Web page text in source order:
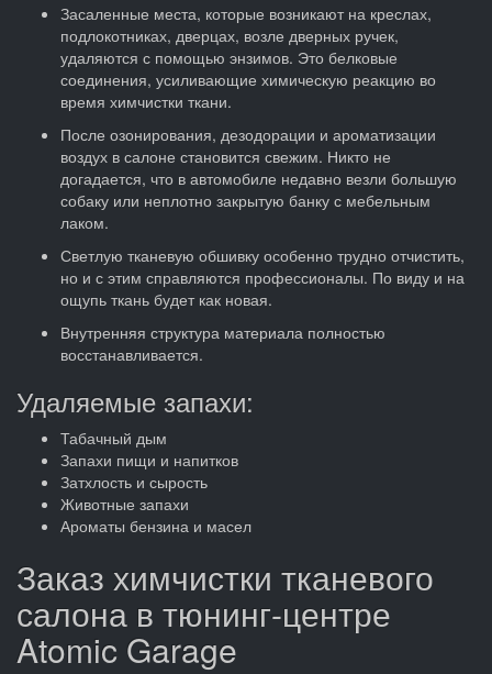
Засаленные места, которые возникают на креслах,
подлокотниках, дверцах, возле дверных ручек,
удаляются с помощью энзимов. Это белковые
соединения, усиливающие химическую реакцию во
время химчистки ткани.
После озонирования, дезодорации и ароматизации
воздух в салоне становится свежим. Никто не
догадается, что в автомобиле недавно везли большую
собаку или неплотно закрытую банку с мебельным
лаком.
Светлую тканевую обшивку особенно трудно отчистить,
но и с этим справляются профессионалы. По виду и на
ощупь ткань будет как новая.
Внутренняя структура материала полностью
восстанавливается.
Удаляемые запахи:
Табачный дым
Запахи пищи и напитков
Затхлость и сырость
Животные запахи
Ароматы бензина и масел
Заказ химчистки тканевого
салона в тюнинг-центре
Atomic Garage